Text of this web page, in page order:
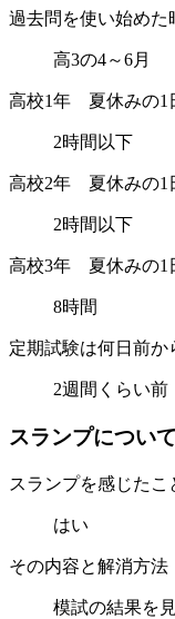
過去問を使い始めた
高3の4～6月
高校1年 夏休みの1
2時間以下
高校2年 夏休みの1
2時間以下
高校3年 夏休みの1
8時間
定期試験は何日前か
2週間くらい前
スランプについて
スランプを感じたこ
はい
その内容と解消方法
模試の結果を